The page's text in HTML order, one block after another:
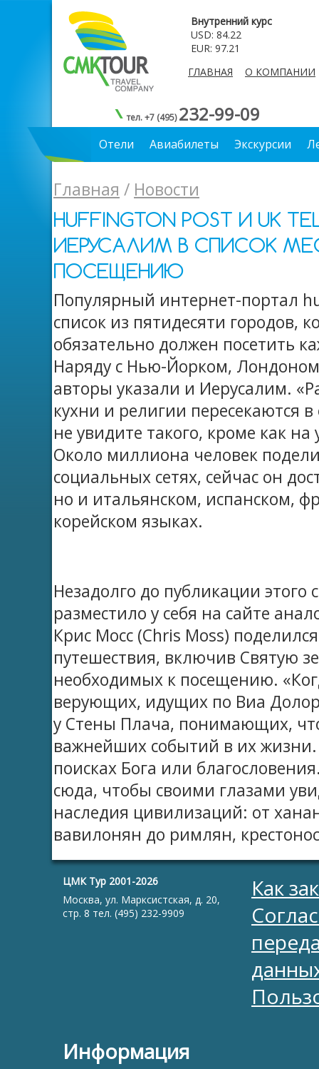
Внутренний курс
USD: 84.22
EUR: 97.21
ГЛАВНАЯ
О КОМПАНИИ
тел. +7 (495)232-99-09
Отели Авиабилеты Экскурсии
Главная / Новости
HUFFINGTON POST И UK
ИЕРУСАЛИМ В СПИСОК
ПОСЕЩЕНИЮ
​Популярный интернет-портал
список из пятидесяти городов,
обязательно должен посетить
Наряду с Нью-Йорком,
авторы указали и Иерусалим.
кухни и религии пересекаются
не увидите такого, кроме как
Около миллиона человек
социальных сетях, сейчас он
но и итальянском, испанском,
корейском языках.
Незадолго до публикации этого
разместило у себя на сайте
Крис Мосс (Chris Moss)
путешествия, включив Святую
необходимых к посещению.
верующих, идущих по Виа
у Стены Плача, понимающих,
важнейших событий в их
поисках Бога или
сюда, чтобы своими глазами
наследия цивилизаций: от
вавилонян до римлян,
ЦМК Тур 2001-2026
Москва, ул. Марксистская, д. 20,
стр. 8 тел. (495) 232-9909
Как
Информация